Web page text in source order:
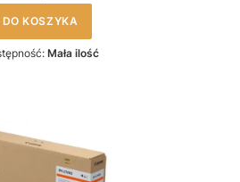
DO KOSZYKA
Mała ilość